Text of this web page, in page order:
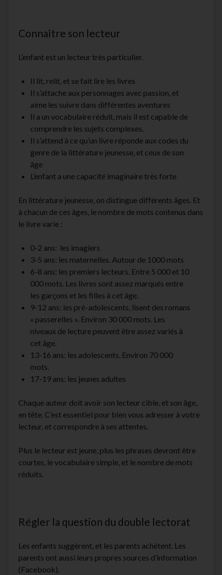
Connaître son lecteur
L’enfant est un lecteur très particulier.
Il lit, relit, et se fait lire les livres
Il s’attache aux personnages avec passion, et
aime les suivre dans différentes aventures
Il a un vocabulaire réduit, mais il est capable de
comprendre les sujets complexes.
Il s’attend à ce qu’un livre réponde aux codes du
genre de la littérature jeunesse, et ceux de son
âge
L’enfant a une capacité imaginaire très forte
En littérature jeunesse, on distingue différents âges. Et
à chacun de ces âges, le nombre de mots contenus dans
le livre varie :
0-2 ans: les imagiers
3-5 ans: les maternelles. Autour de 1000 mots
6-8 ans: les premiers lecteurs. Entre 5 000 et 10
000 mots. Les livres sont assez marqués entre
les garçons et les filles à cet âge.
9-12 ans: les pré-adolescents, lisent des romans
« passerelles ». Environ 30 000 mots. Les
niveaux de lecture peuvent être assez variés à
cet âge.
13-16 ans: les adolescents. Environ 70 000
mots.
17-19 ans: les jeunes adultes
Chaque auteur doit avoir son lecteur cible, et son âge,
en tête. C’est essentiel pour bien vous adresser à votre
lecteur, et correspondre à ses attentes.
Plus le lecteur est jeune, plus les phrases devront être
courtes, le vocabulaire simple, et le nombre de mots
réduits.
Régler la question du double lectorat
Les enfants suggèrent, et les parents achètent. Les
parents ont aussi leurs propres sources d’information
(Facebook).